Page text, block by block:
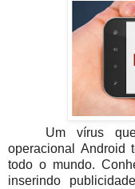
Um vírus
operacional Android
todo o mundo.
inserindo